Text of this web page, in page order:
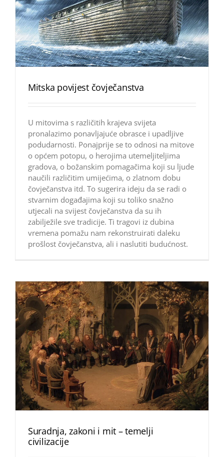
Mitska povijest čovječanstva
U mitovima s različitih krajeva svijeta
pronalazimo ponavljajuće obrasce i upadljive
podudarnosti. Ponajprije se to odnosi na mitove
o općem potopu, o herojima utemeljiteljima
gradova, o božanskim pomagačima koji su ljude
naučili različitim umijećima, o zlatnom dobu
čovječanstva itd. To sugerira ideju da se radi o
stvarnim događajima koji su toliko snažno
utjecali na svijest čovječanstva da su ih
zabilježile sve tradicije. Ti tragovi iz dubina
vremena pomažu nam rekonstruirati daleku
prošlost čovječanstva, ali i naslutiti budućnost.
Suradnja, zakoni i mit – temelji
civilizacije